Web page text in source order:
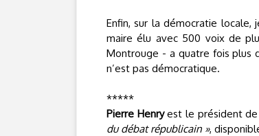
Enfin, sur la démocratie
maire élu avec 500 voix de
Montrouge - a quatre fois plus
n’est pas démocratique.
*****
Pierre Henryest le président de
du débat républicain »,